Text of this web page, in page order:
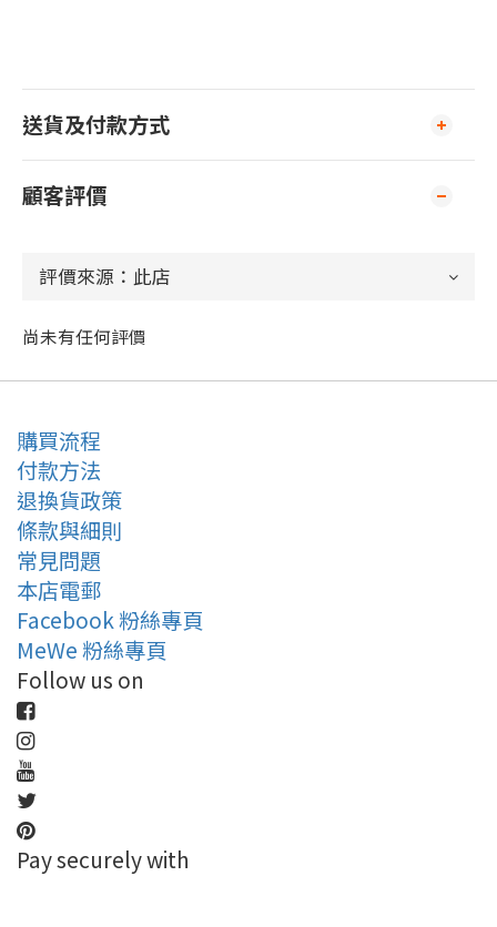
送貨及付款方式
顧客評價
尚未有任何評價
購買流程
付款方法
退換貨政策
條款與細則
常見問題
本店電郵
Facebook 粉絲專頁
MeWe 粉絲專頁
Follow us on
Pay securely with